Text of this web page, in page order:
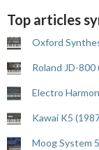
Top articles
Oxford
Roland JD-800
Electro
Kawai K5
Moog System